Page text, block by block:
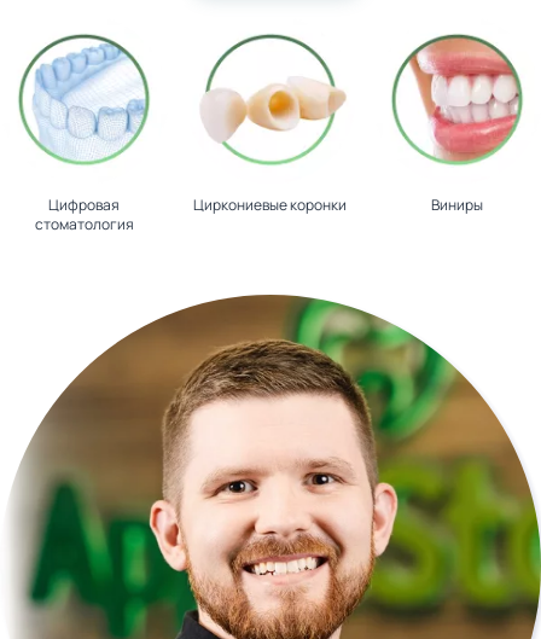
Цифровая
стоматология
Циркониевые коронки Виниры